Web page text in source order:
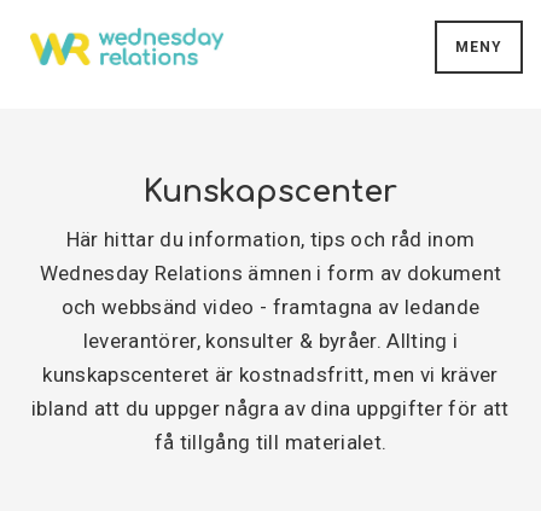
MENY
Kunskapscenter
Här hittar du information, tips och råd inom
Wednesday Relations ämnen i form av dokument
och webbsänd video - framtagna av ledande
leverantörer, konsulter & byråer. Allting i
kunskapscenteret är kostnadsfritt, men vi kräver
ibland att du uppger några av dina uppgifter för att
få tillgång till materialet.